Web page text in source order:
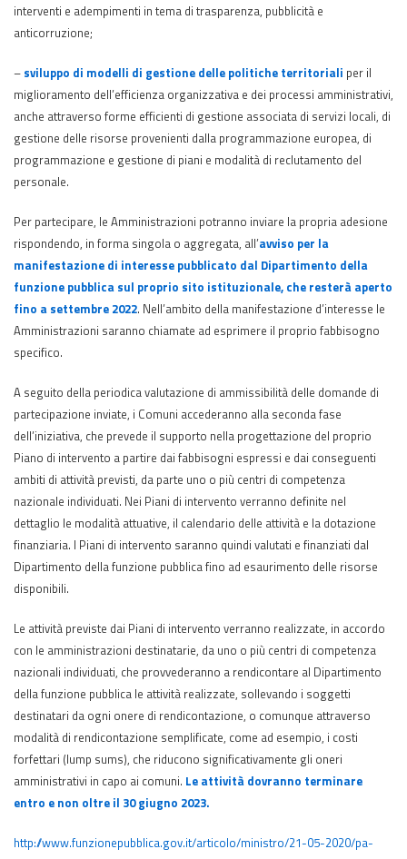
interventi e adempimenti in tema di trasparenza, pubblicità e
anticorruzione;
– sviluppo di modelli di gestione delle politiche territoriali per il
miglioramento dell’efficienza organizzativa e dei processi amministrativi,
anche attraverso forme efficienti di gestione associata di servizi locali, di
gestione delle risorse provenienti dalla programmazione europea, di
programmazione e gestione di piani e modalità di reclutamento del
personale.
Per partecipare, le Amministrazioni potranno inviare la propria adesione
rispondendo, in forma singola o aggregata, all’avviso per la
manifestazione di interesse pubblicato dal Dipartimento della
funzione pubblica sul proprio sito istituzionale, che resterà aperto
fino a settembre 2022. Nell’ambito della manifestazione d’interesse le
Amministrazioni saranno chiamate ad esprimere il proprio fabbisogno
specifico.
A seguito della periodica valutazione di ammissibilità delle domande di
partecipazione inviate, i Comuni accederanno alla seconda fase
dell’iniziativa, che prevede il supporto nella progettazione del proprio
Piano di intervento a partire dai fabbisogni espressi e dai conseguenti
ambiti di attività previsti, da parte uno o più centri di competenza
nazionale individuati. Nei Piani di intervento verranno definite nel
dettaglio le modalità attuative, il calendario delle attività e la dotazione
finanziaria. I Piani di intervento saranno quindi valutati e finanziati dal
Dipartimento della funzione pubblica fino ad esaurimento delle risorse
disponibili.
Le attività previste dai Piani di intervento verranno realizzate, in accordo
con le amministrazioni destinatarie, da uno o più centri di competenza
nazionali individuati, che provvederanno a rendicontare al Dipartimento
della funzione pubblica le attività realizzate, sollevando i soggetti
destinatari da ogni onere di rendicontazione, o comunque attraverso
modalità di rendicontazione semplificate, come ad esempio, i costi
forfettari (lump sums), che riducono significativamente gli oneri
amministrativi in capo ai comuni. Le attività dovranno terminare
entro e non oltre il 30 giugno 2023.
http://www.funzionepubblica.gov.it/articolo/ministro/21-05-2020/pa-